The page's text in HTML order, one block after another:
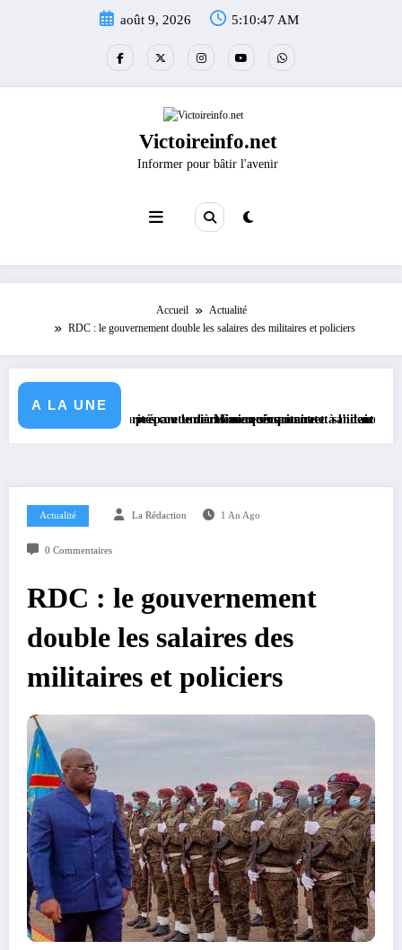
août 9, 2026 5:10:47 AM
Victoireinfo.net
Informer pour bâtir l'avenir
Accueil
Actualité
RDC : le gouvernement double les salaires des militaires et policiers
A LA UNE
S.A et prépare le deuxième quinquennat
les autorités coutumières au recensement et à l’identification de la
Mission sécuritaire et sanitaire : le Gouverneur
Actualité La Rédaction 1 An Ago
0 Commentaires
RDC : le gouvernement
double les salaires des
militaires et policiers